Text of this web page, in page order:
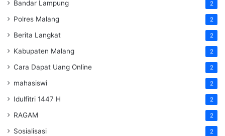
Bandar Lampung 2
Polres Malang 2
Berita Langkat 2
Kabupaten Malang 2
Cara Dapat Uang Online 2
mahasiswi 2
Idulfitri 1447 H 2
RAGAM 2
Sosialisasi 2